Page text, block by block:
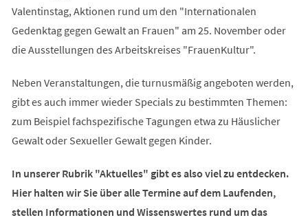
Valentinstag, Aktionen rund um den "Internationalen
Gedenktag gegen Gewalt an Frauen" am 25. November oder
die Ausstellungen des Arbeitskreises "FrauenKultur".
Neben Veranstaltungen, die turnusmäßig angeboten werden,
gibt es auch immer wieder Specials zu bestimmten Themen:
zum Beispiel fachspezifische Tagungen etwa zu Häuslicher
Gewalt oder Sexueller Gewalt gegen Kinder.
In unserer Rubrik "Aktuelles" gibt es also viel zu entdecken.
Hier halten wir Sie über alle Termine auf dem Laufenden,
stellen Informationen und Wissenswertes rund um das